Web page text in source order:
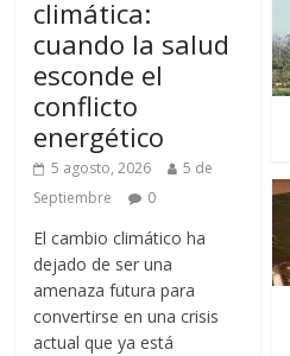
climática:
cuando la salud
esconde el
conflicto
energético
5 agosto, 2026
5 de
Septiembre
0
El cambio climático ha
dejado de ser una
amenaza futura para
convertirse en una crisis
actual que ya está